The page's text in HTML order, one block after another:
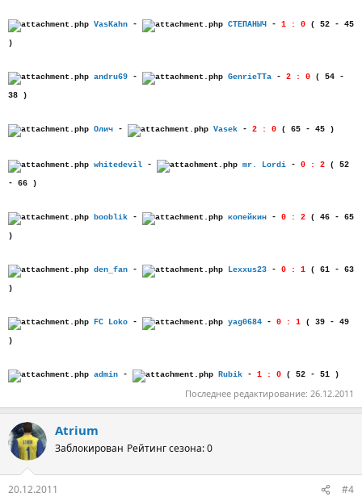
VasKahn - СТЕПАНЫЧ - 1 : 0 ( 52 - 45
)
andru69 - GenrieTTa - 2 : 0 ( 54 -
38 )
Олич - Vasek - 2 : 0 ( 65 - 45 )
whitedevil - mr. Lordi - 0 : 2 ( 52
- 66 )
booblik - копейкин - 0 : 2 ( 46 - 65
)
den_fan - Lexxus23 - 0 : 1 ( 61 - 63
)
FC Loko - yag0684 - 0 : 1 ( 39 - 49
)
admin - Rubik - 1 : 0 ( 52 - 51 )
Последнее редактирование: 26.12.2011
Atrium
Заблокирован Рейтинг сезона: 0
20.12.2011 #4